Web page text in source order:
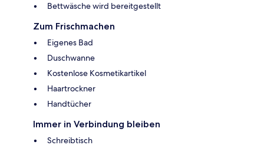
Bettwäsche wird bereitgestellt
Zum Frischmachen
Eigenes Bad
Duschwanne
Kostenlose Kosmetikartikel
Haartrockner
Handtücher
Immer in Verbindung bleiben
Schreibtisch